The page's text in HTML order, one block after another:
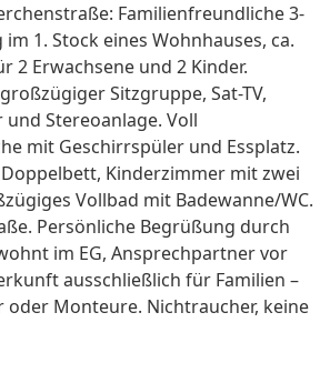
Familienfreundliche 3-
1. Stock eines Wohnhauses, ca.
2 Erwachsene und 2 Kinder.
Sitzgruppe, Sat-TV,
und Stereoanlage. Voll
mit Geschirrspüler und Essplatz.
Kinderzimmer mit zwei
Vollbad mit Badewanne/WC.
Persönliche Begrüßung durch
im EG, Ansprechpartner vor
ausschließlich für Familien –
oder Monteure. Nichtraucher, keine